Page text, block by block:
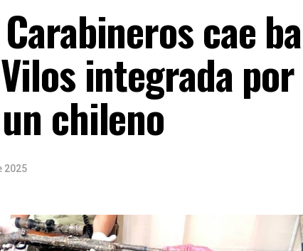
cae
integrada
chileno
2025